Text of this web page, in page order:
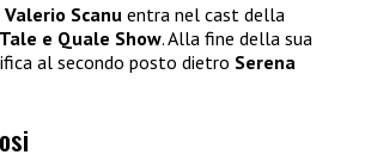
Valerio Scanu entra nel cast della
Tale e Quale Show. Alla fine della sua
al secondo posto dietro Serena